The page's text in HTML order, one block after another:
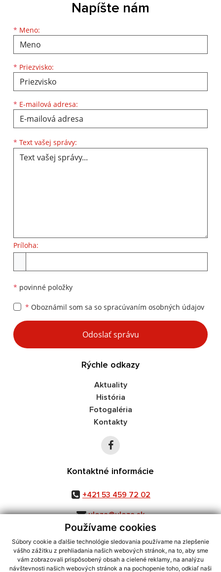
Používame cookies
Súbory cookie a ďalšie technológie sledovania používame na zlepšenie
vášho zážitku z prehliadania našich webových stránok, na to, aby sme
vám zobrazovali prispôsobený obsah a cielené reklamy, na analýzu
návštevnosti našich webových stránok a na pochopenie toho, odkiaľ naši
Napíšte nám
* Meno:
Meno
* Priezvisko:
Priezvisko
* E-mailová adresa:
E-mailová adresa
* Text vašej správy:
Príloha:
* povinné položky
* Oboznámil som sa so spracúvaním osobných údajov
Google reCaptcha Response
Odoslať správu
Rýchle odkazy
Aktuality
História
Fotogaléria
Kontakty
Kontaktné informácie
+421 53 459 72 02
uloza@uloza.sk
využite možnosť získavania aktuálnych informácií s využitím RSS
CMS systém (redakčný) systém ECHELON 2,Mapa stránok,web portál